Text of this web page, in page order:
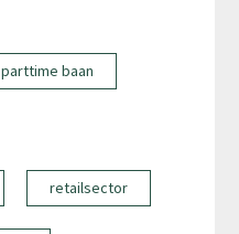
parttime baan
retailsector